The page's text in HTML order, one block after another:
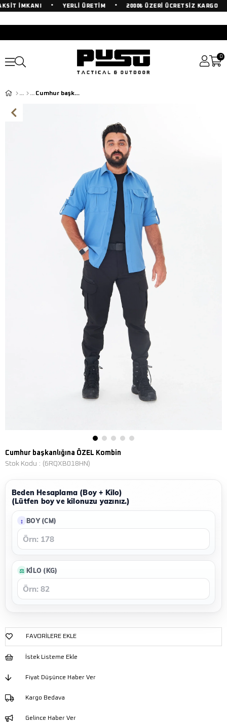
İMKANI YERLİ ÜRETİM 2000₺ ÜZERİ ÜCRETSİZ KARGO
0
Cumhur başkanlığına ÖZEL Kombin
Cumhur başkanlığına ÖZEL Kombin
Stok Kodu
(6RQXB018HN)
Beden Hesaplama (Boy + Kilo)
(Lütfen boy ve kilonuzu yazınız.)
BOY (CM)
KILO (KG)
FAVORILERE EKLE
İstek Listeme Ekle
Fiyat Düşünce Haber Ver
Kargo Bedava
Gelince Haber Ver